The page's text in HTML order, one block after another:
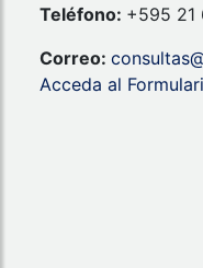
Teléfono: +595 21
Correo:
Acceda al